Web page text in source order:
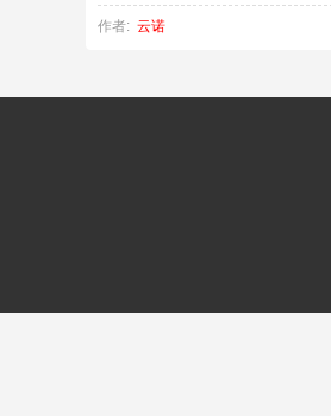
作者: 云诺